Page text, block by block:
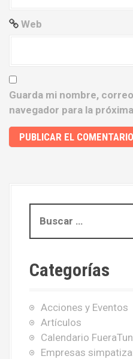
a
s Web
Guarda mi nombre,
navegador para la
s
a
Categorías
Acciones y Eventos
Artículos
Calendario
Empresas